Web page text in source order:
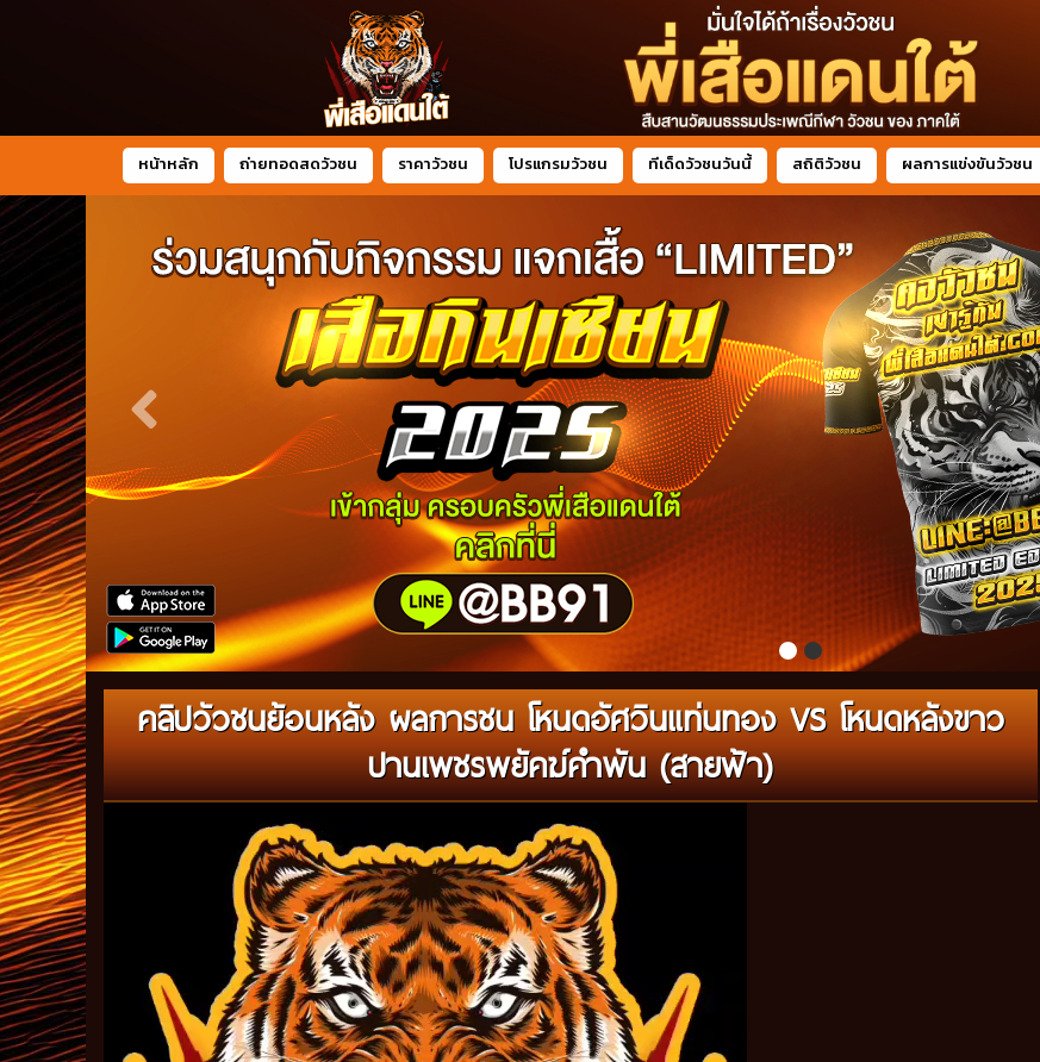
หน้าหลัก ถ่ายทอดสดวัวชน ราคาวัวชน โปรแกรมวัวชน ทีเด็ดวัวชนวันนี้ สถิติวัวชน ผลการแข่งขันวัวชน
คลิปวัวชนย้อนหลัง ผลการชน โหนดอัศวินแท่นทอง VS โหนดหลังขาว
ปานเพชรพยัคฆ์คำพัน (สายฟ้า)